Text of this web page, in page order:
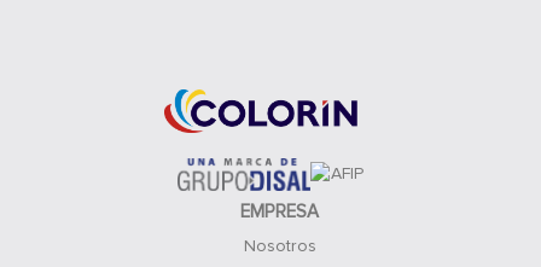
EMPRESA
Nosotros